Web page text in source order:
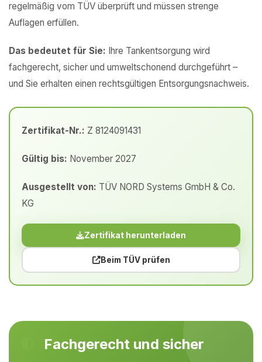
regelmäßig vom TÜV überprüft und müssen strenge
Auflagen erfüllen.
Das bedeutet für Sie: Ihre Tankentsorgung wird
fachgerecht, sicher und umweltschonend durchgeführt –
und Sie erhalten einen rechtsgültigen Entsorgungsnachweis.
Zertifikat-Nr.: Z 8124091431
Gültig bis: November 2027
Ausgestellt von: TÜV NORD Systems GmbH & Co.
KG
Zertifikat herunterladen
Beim TÜV prüfen
Fachgerecht und sicher